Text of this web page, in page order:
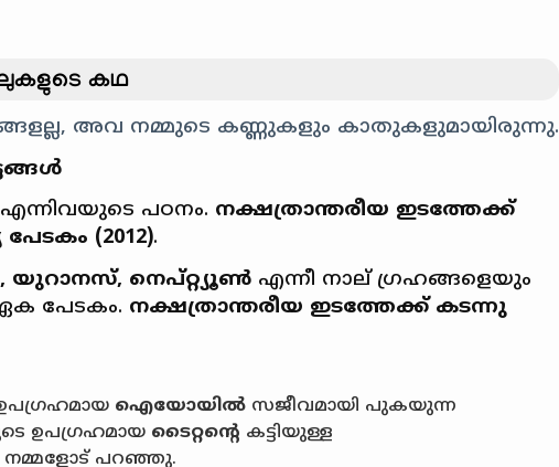
കഥ
അവ നമ്മുടെ കണ്ണുകളും കാതുകളുമായിരുന്നു.
എന്നിവയുടെ പഠനം. നക്ഷത്രാന്തരീയ ഇടത്തേക്ക്
(2012).
യുറാനസ്, നെപ്റ്റ്യൂൺ എന്നീ നാല് ഗ്രഹങ്ങളെയും
പേടകം. നക്ഷത്രാന്തരീയ ഇടത്തേക്ക് കടന്നു
ഉപഗ്രഹമായ ഐയോയിൽ സജീവമായി പുകയുന്ന
ഉപഗ്രഹമായ ടൈറ്റൻ്റെ കട്ടിയുള്ള
നമ്മളോട് പറഞ്ഞു.